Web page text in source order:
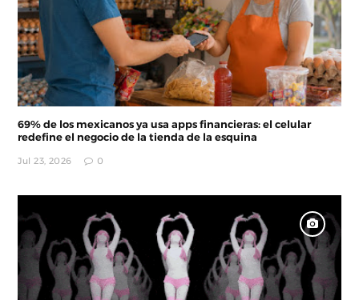
69% de los mexicanos ya usa apps financieras: el celular
redefine el negocio de la tienda de la esquina
Jul 23, 2026 0